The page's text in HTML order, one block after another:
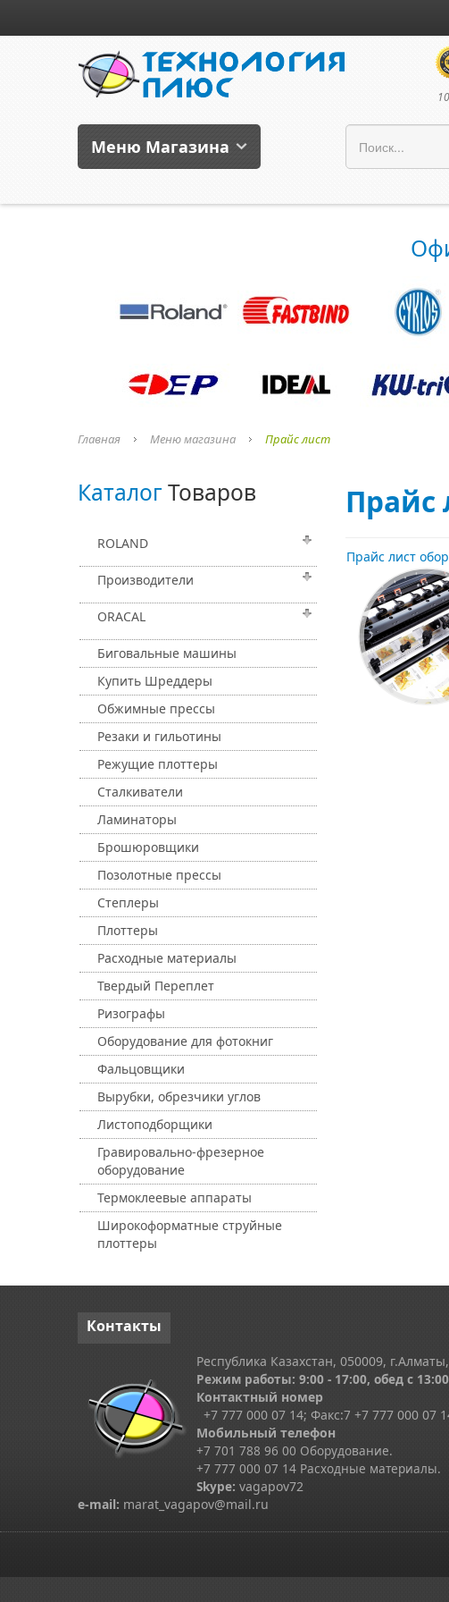
Меню Магазина
Главная Меню магазина Прайс лист
КаталогТоваров
ROLAND
Производители
ORACAL
Биговальные машины
Купить Шреддеры
Обжимные прессы
Резаки и гильотины
Режущие плоттеры
Сталкиватели
Ламинаторы
Брошюровщики
Позолотные прессы
Степлеры
Плоттеры
Расходные материалы
Твердый Переплет
Ризографы
Оборудование для фотокниг
Фальцовщики
Вырубки, обрезчики углов
Листоподборщики
Гравировально-фрезерное
оборудование
Термоклеевые аппараты
Широкоформатные струйные
плоттеры
Прайс
Прайс лист
Контакты
Республика Казахстан, 050009,
Режим работы: 9:00 - 17:00, обед с 13
Контактный номер
+7 777 000 07 14; Факс:7 +7 777 000 07
Мобильный телефон
+7 701 788 96 00 Оборудование.
+7 777 000 07 14 Расходные материалы.
Skype: vagapov72
e-mail: marat_vagapov@mail.ru